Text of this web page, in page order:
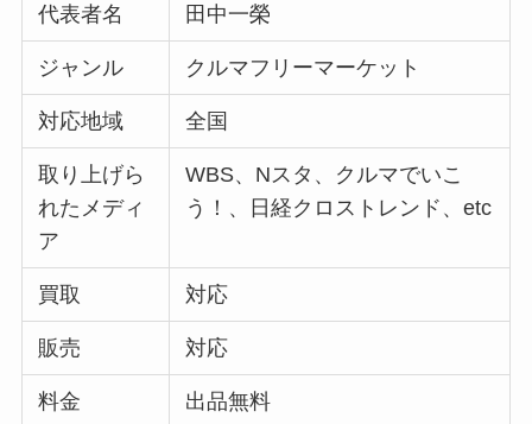
代表者名 田中一榮
ジャンル クルマフリーマーケット
対応地域 全国
取り上げら
れたメディ
ア
WBS、Nスタ、クルマでいこ
う！、日経クロストレンド、etc
買取 対応
販売 対応
料金 出品無料